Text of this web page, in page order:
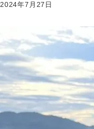
2024年7月27日